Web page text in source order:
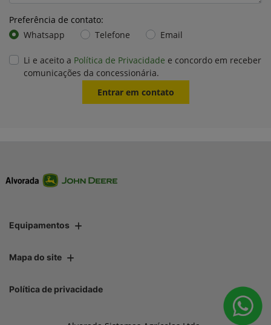
Preferência de contato:
Whatsapp
Telefone Email
Li e aceito a Política de Privacidade e concordo em receber
comunicações da concessionária.
Entrar em contato
Equipamentos
Mapa do site
Política de privacidade